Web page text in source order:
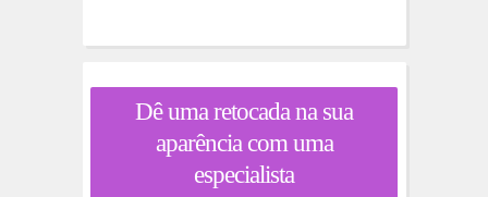
Dê uma retocada na sua
aparência com uma
especialista